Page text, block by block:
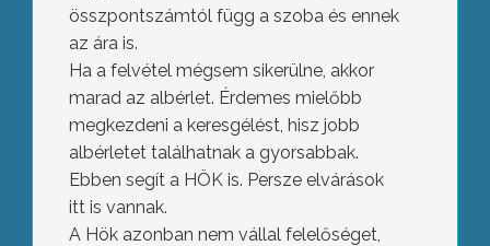
összpontszámtól függ a szoba és ennek
az ára is.
Ha a felvétel mégsem sikerülne, akkor
marad az albérlet. Érdemes mielőbb
megkezdeni a keresgélést, hisz jobb
albérletet találhatnak a gyorsabbak.
Ebben segít a HÖK is. Persze elvárások
itt is vannak.
A Hök azonban nem vállal felelőséget,